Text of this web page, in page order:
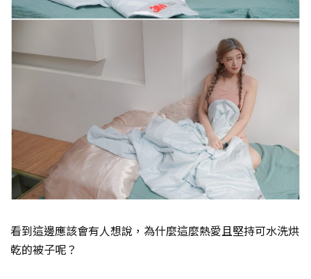
看到這邊應該會有人想說，為什麼這麼熱愛且堅持可水洗烘
乾的被子呢？